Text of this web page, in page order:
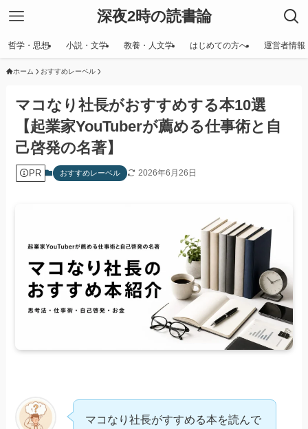
深夜2時の読書論
哲学・思想 小説・文学 教養・人文学 はじめての方へ 運営者情報
ホーム おすすめレーベル
マコなり社長がおすすめする本10選
【起業家YouTuberが薦める仕事術と自
己啓発の名著】
PR おすすめレーベル 2026年6月26日
マコなり社長がすすめる本を読んで